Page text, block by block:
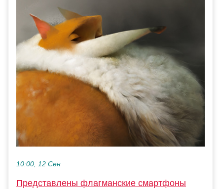
10:00, 12 Сен
Представлены флагманские смартфоны